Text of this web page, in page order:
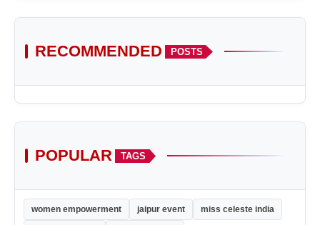
RECOMMENDED POSTS
POPULAR TAGS
women empowerment jaipur event miss celeste india